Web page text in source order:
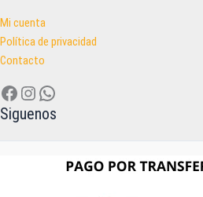
Mi cuenta
Política de privacidad
Contacto
Facebook
Instagram
WhatsApp
Siguenos